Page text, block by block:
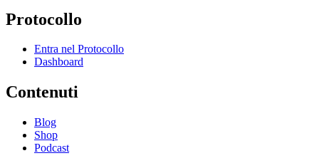
Protocollo
Entra nel Protocollo
Dashboard
Contenuti
Blog
Shop
Podcast